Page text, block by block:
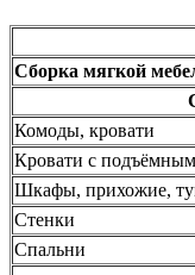
Сборка мягкой
Комоды, кровати
Кровати с
Шкафы, прихожие,
Стенки
Спальни